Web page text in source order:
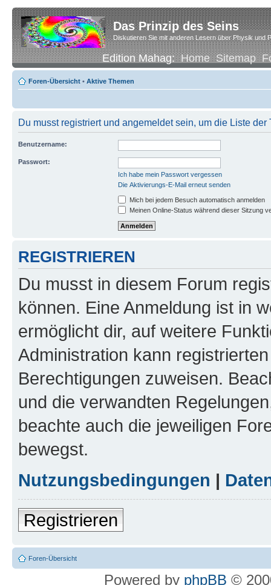
Das Prinzip des Seins
Diskutieren Sie mit anderen Lesern über Physik und
Edition Mahag:Home Sitemap
Foren-Übersicht • Aktive Themen
Du musst registriert und angemeldet sein, um die Liste
Benutzername:
Passwort:
Ich habe mein Passwort vergessen
Die Aktivierungs-E-Mail erneut senden
Mich bei jedem Besuch automatisch anmelden
Meinen Online-Status während dieser Sitzung
REGISTRIEREN
Du musst in diesem Forum
können. Eine Anmeldung ist in
ermöglicht dir, auf weitere
Administration kann
Berechtigungen zuweisen.
und die verwandten
beachte auch die jeweiligen
bewegst.
Nutzungsbedingungen |
Registrieren
Foren-Übersicht
Powered by phpBB ©